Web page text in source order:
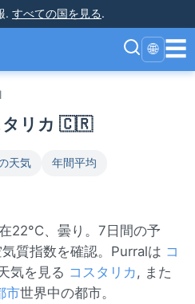
. すべての国を見る.
🌐 ☰
タリカ 🇨🇷
天気
年間平均
22°C、曇り。7日間の予
質指数を確認。Purralは コ
気を見る コスタリカ, また
市世界中の都市。